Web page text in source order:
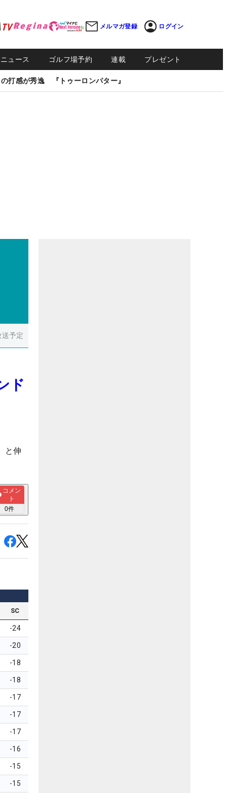
メルマガ登録 ログイン
ュース ゴルフ場予約 連載 プレゼント
打感が秀逸 『トゥーロンパター』
予定
ド
と伸
コメン
ト
0件
SC
-24
-20
-18
-18
-17
-17
-17
-16
-15
-15